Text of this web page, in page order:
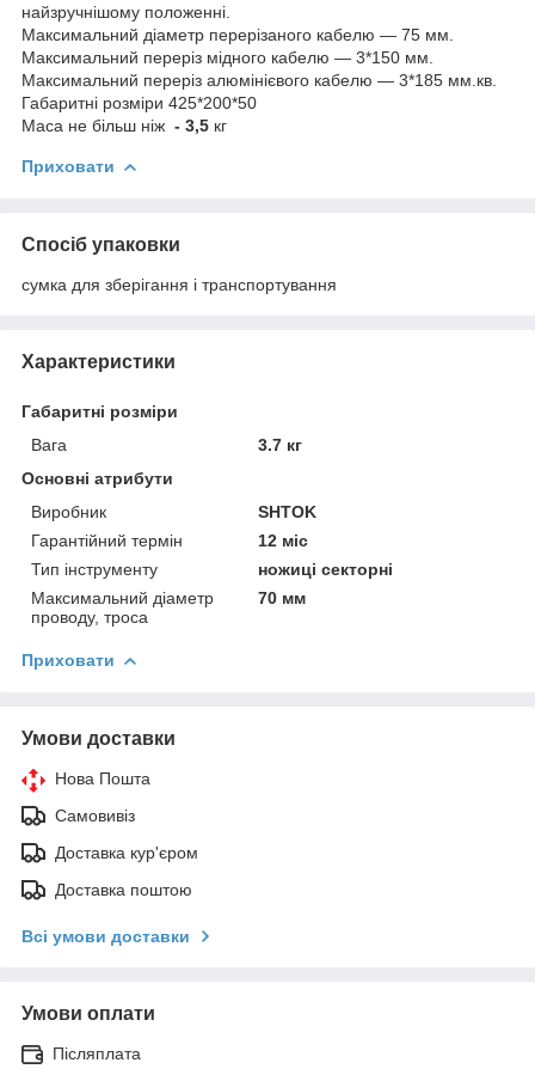
найзручнішому положенні.
Максимальний діаметр перерізаного кабелю — 75 мм.
Максимальний переріз мідного кабелю — 3*150 мм.
Максимальний переріз алюмінієвого кабелю — 3*185 мм.кв.
Габаритні розміри 425*200*50
Маса не більш ніж - 3,5 кг
Приховати
Спосіб упаковки
сумка для зберігання і транспортування
Характеристики
Габаритні розміри
Вага
3.7 кг
Основні атрибути
Виробник
SHTOK
Гарантійний термін
12 міс
Тип інструменту
ножиці секторні
Максимальний діаметр
проводу, троса
70 мм
Приховати
Умови доставки
Нова Пошта
Самовивіз
Доставка кур'єром
Доставка поштою
Всі умови доставки
Умови оплати
Післяплата